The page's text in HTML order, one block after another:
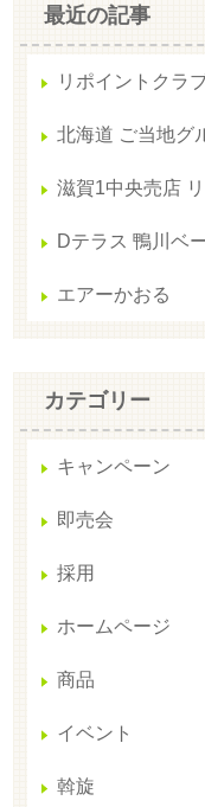
最近の記事
リポイントクラ
北海道 ご当地グ
滋賀1中央売店
Dテラス 鴨川ベ
エアーかおる
カテゴリー
キャンペーン
即売会
採用
ホームページ
商品
イベント
斡旋